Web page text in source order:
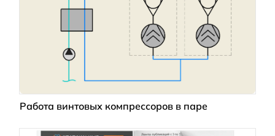
Работа винтовых компрессоров в паре